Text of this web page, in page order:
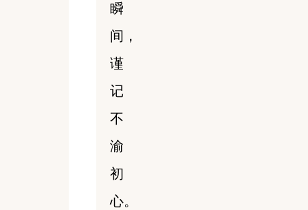
瞬
间，
谨
记
不
渝
初
心。